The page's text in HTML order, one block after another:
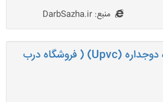
منبع: DarbSazha.ir
تولیدی دروپنجره دوجداره (Upvc) ( فروشگاه درب